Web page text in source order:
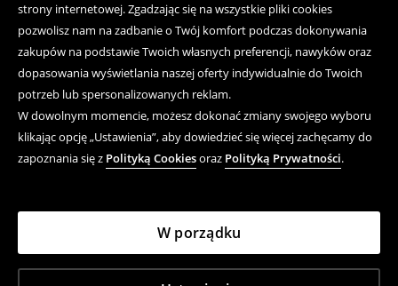
strony internetowej. Zgadzając się na wszystkie pliki cookies
pozwolisz nam na zadbanie o Twój komfort podczas dokonywania
zakupów na podstawie Twoich własnych preferencji, nawyków oraz
dopasowania wyświetlania naszej oferty indywidualnie do Twoich
potrzeb lub spersonalizowanych reklam.
W dowolnym momencie, możesz dokonać zmiany swojego wyboru
klikając opcję „Ustawienia”, aby dowiedzieć się więcej zachęcamy do
zapoznania się z Polityką Cookiesoraz Polityką Prywatności.
W porządku